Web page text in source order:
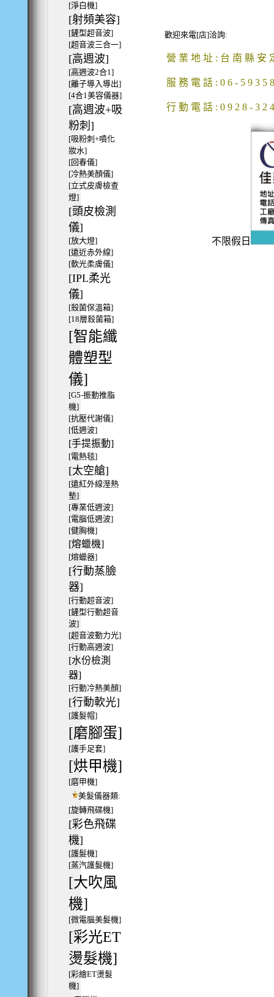
[淨白機]
[射頻美容]
[鏟型超音波]
[超音波三合一]
[高週波]
[高週波2合1]
[離子導入導出]
[4合1美容儀器]
[高週波+吸
粉刺]
[吸粉刺+噴化
妝水]
[回春儀]
[冷熱美顏儀]
[立式皮膚檢查
燈]
[頭皮檢測
儀]
[放大燈]
[遠近赤外線]
[軟光柔膚儀]
[IPL柔光
儀]
[殺菌保溫箱]
[18層殺菌箱]
[智能纖
體塑型
儀]
[G5-振動推脂
機]
[抗壓代謝儀]
[低週波]
[手提振動]
[電熱毯]
[太空艙]
[遠紅外線溼熱
墊]
[專業低週波]
[電腦低週波]
[健胸機]
[熔蠟機]
[熔蠟器]
[行動蒸臉
器]
[行動超音波]
[鏟型行動超音
波]
[超音波動力光]
[行動高週波]
[水份檢測
器]
[行動冷熱美顏]
[行動軟光]
[護髮帽]
[磨腳蛋]
[護手足套]
[烘甲機]
[磨甲機]
美髮儀器類:
[旋轉飛碟機]
[彩色飛碟
機]
[護髮機]
[蒸汽護髮機]
[大吹風
機]
[微電腦美髮機]
[彩光ET
燙髮機]
[彩繪ET燙髮
機]
歡迎來電[店]洽詢:
營 業 地 址 : 台 南 縣 安
服 務 電 話 : 0 6 - 5 9 3 5
行 動 電 話 : 0 9 2 8 - 3 2
不限假日